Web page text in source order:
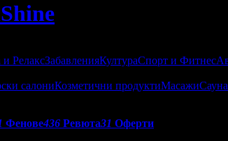
и РелаксЗабавленияКултураСпорт и Фитнес
салониКозметични продуктиМасажиСауна
Фенове436 Ревюта31 Оферти